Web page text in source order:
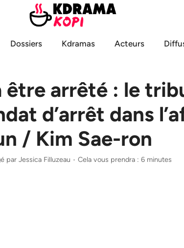
Dossiers Kdramas Acteurs
être arrêté : le
d’arrêt dans
/ Kim Sae-ron
par Jessica Filluzeau • Cela vous prendra : 6 minutes